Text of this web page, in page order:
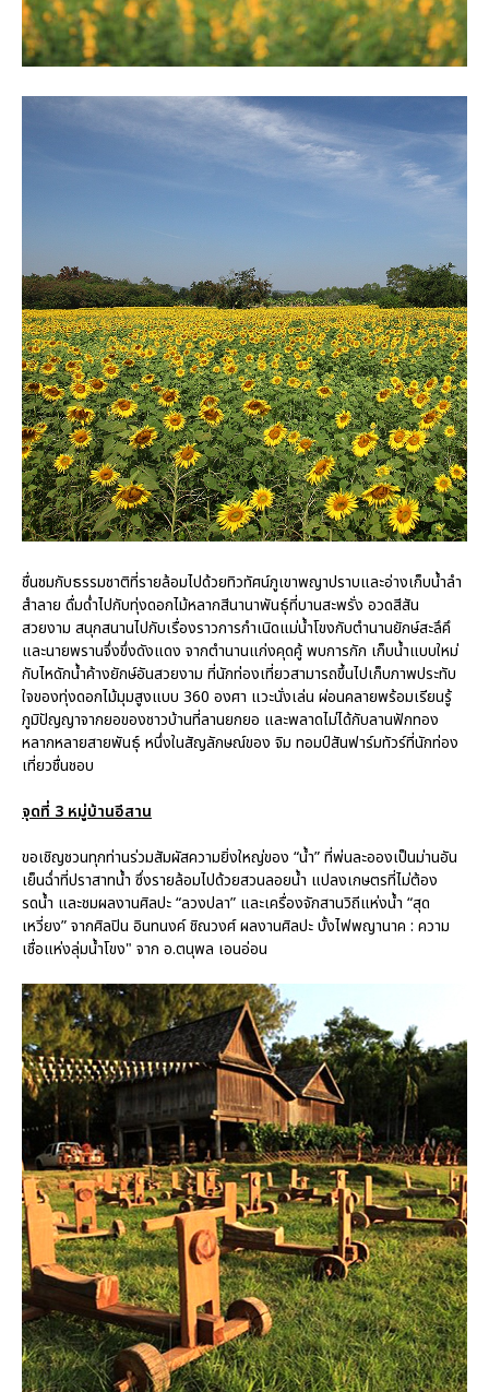
ชื่นชมกับธรรมชาติที่รายล้อมไปด้วยทิวทัศน์ภูเขาพญาปราบและอ่างเก็บน้ำลำ
สำลาย ดื่มด่ำไปกับทุ่งดอกไม้หลากสีนานาพันธุ์ที่บานสะพรั่ง อวดสีสัน
สวยงาม สนุกสนานไปกับเรื่องราวการกำเนิดแม่น้ำโขงกับตำนานยักษ์สะลึคึ
และนายพรานจึ่งขึ่งดังแดง จากตำนานแก่งคุดคู้ พบการกัก เก็บน้ำแบบใหม่
กับไหดักน้ำค้างยักษ์อันสวยงาม ที่นักท่องเที่ยวสามารถขึ้นไปเก็บภาพประทับ
ใจของทุ่งดอกไม้มุมสูงแบบ 360 องศา แวะนั่งเล่น ผ่อนคลายพร้อมเรียนรู้
ภูมิปัญญาจากยอของชาวบ้านที่ลานยกยอ และพลาดไม่ได้กับลานฟักทอง
หลากหลายสายพันธุ์ หนึ่งในสัญลักษณ์ของ จิม ทอมป์สันฟาร์มทัวร์ที่นักท่อง
เที่ยวชื่นชอบ
จุดที่ 3 หมู่บ้านอีสาน
ขอเชิญชวนทุกท่านร่วมสัมผัสความยิ่งใหญ่ของ “น้ำ” ที่พ่นละอองเป็นม่านอัน
เย็นฉ่ำที่ปราสาทน้ำ ซึ่งรายล้อมไปด้วยสวนลอยน้ำ แปลงเกษตรที่ไม่ต้อง
รดน้ำ และชมผลงานศิลปะ “ลวงปลา” และเครื่องจักสานวิถีแห่งน้ำ “สุด
เหวี่ยง” จากศิลปิน อินทนงค์ ชิณวงศ์ ผลงานศิลปะ บั้งไฟพญานาค : ความ
เชื่อแห่งลุ่มน้ำโขง" จาก อ.ตนุพล เอนอ่อน